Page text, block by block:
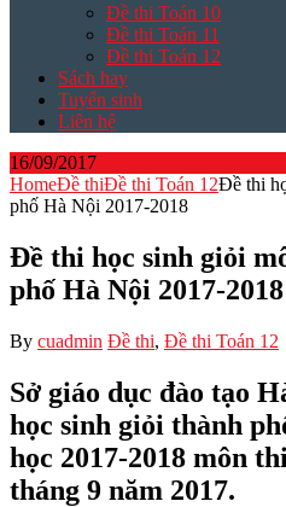
Đề thi Toán 10
Đề thi Toán 11
Đề thi Toán 12
Sách hay
Tuyển sinh
Liên hệ
16/09/2017
HomeĐề thiĐề thi Toán 12Đề thi
phố Hà Nội 2017-2018
Đề thi học sinh giỏi
phố Hà Nội 2017-2018
By cuadmin Đề thi, Đề thi Toán 12
Sở giáo dục đào tạo
học sinh giỏi thành
học 2017-2018 môn
tháng 9 năm 2017.